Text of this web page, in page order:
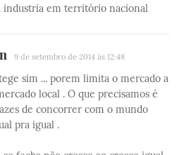
industria em território nacional
9 de setembro de 2014 às 12:48
sim ... porem limita o mercado a
local . O que precisamos é
de concorrer com o mundo
pra igual .